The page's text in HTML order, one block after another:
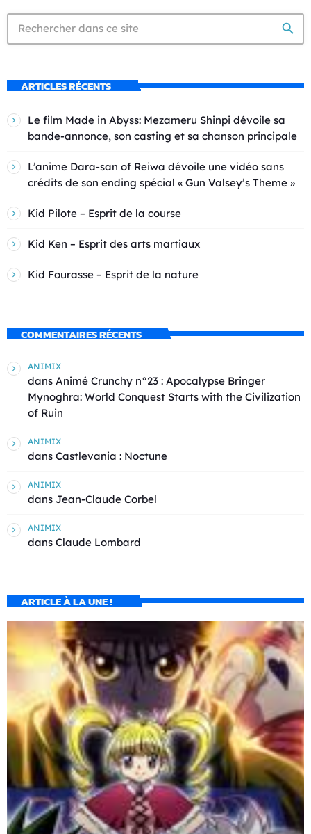
search
ARTICLES RÉCENTS
Le film Made in Abyss: Mezameru Shinpi dévoile sa
bande-annonce, son casting et sa chanson principale
L’anime Dara-san of Reiwa dévoile une vidéo sans
crédits de son ending spécial « Gun Valsey’s Theme »
Kid Pilote – Esprit de la course
Kid Ken – Esprit des arts martiaux
Kid Fourasse – Esprit de la nature
COMMENTAIRES RÉCENTS
ANIMIX
dans Animé Crunchy n°23 : Apocalypse Bringer
Mynoghra: World Conquest Starts with the Civilization
of Ruin
ANIMIX
dans Castlevania : Noctune
ANIMIX
dans Jean-Claude Corbel
ANIMIX
dans Claude Lombard
ARTICLE À LA UNE !